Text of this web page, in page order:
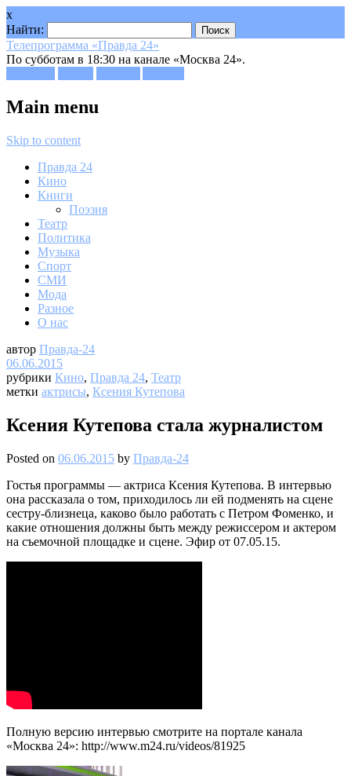
x
Найти:
Телепрограмма «Правда 24»
По субботам в 18:30 на канале «Москва 24».
Main menu
Skip to content
Правда 24
Кино
Книги
Поэзия
Театр
Политика
Музыка
Спорт
СМИ
Мода
Разное
О нас
автор Правда-24
06.06.2015
рубрики Кино, Правда 24, Театр
метки актрисы, Ксения Кутепова
Ксения Кутепова стала журналистом
Posted on 06.06.2015 by Правда-24
Гостья программы — актриса Ксения Кутепова. В интервью
она рассказала о том, приходилось ли ей подменять на сцене
сестру-близнеца, каково было работать с Петром Фоменко, и
какие отношения должны быть между режиссером и актером
на съемочной площадке и сцене. Эфир от 07.05.15.
Полную версию интервью смотрите на портале канала
«Москва 24»: http://www.m24.ru/videos/81925